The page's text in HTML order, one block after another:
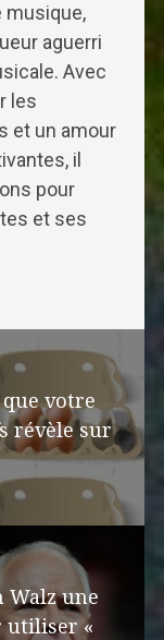
musique,
aguerri
Avec
les
et un amour
il
pour
et ses
votre
révèle sur
Walz une
utiliser «